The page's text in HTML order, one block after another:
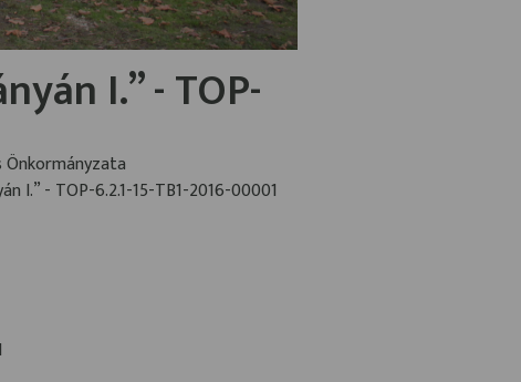
I.” - TOP-
Önkormányzata
I.” - TOP-6.2.1-15-TB1-2016-00001